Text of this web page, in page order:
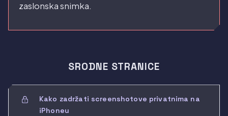
zaslonska snimka.
SRODNE STRANICE
Kako zadržati screenshotove privatnima na
iPhoneu